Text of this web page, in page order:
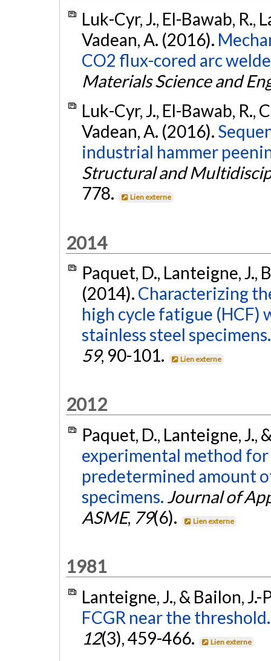
Luk-Cyr, J., El-Bawab, R.,
Vadean, A. (2016).
CO2 flux-cored arc
Materials Science and
Luk-Cyr, J., El-Bawab, R.,
Vadean, A. (2016).
industrial hammer
Structural and
778.
Lien externe
2014
Paquet, D., Lanteigne, J.,
(2014). Characterizing
high cycle fatigue
stainless steel specimens.
59, 90-101. Lien externe
2012
Paquet, D., Lanteigne, J.,
experimental method
predetermined amount
specimens. Journal of
ASME, 79(6). Lien externe
1981
Lanteigne, J., & Bailon, J.-
FCGR near the threshold.
12(3), 459-466. Lien externe